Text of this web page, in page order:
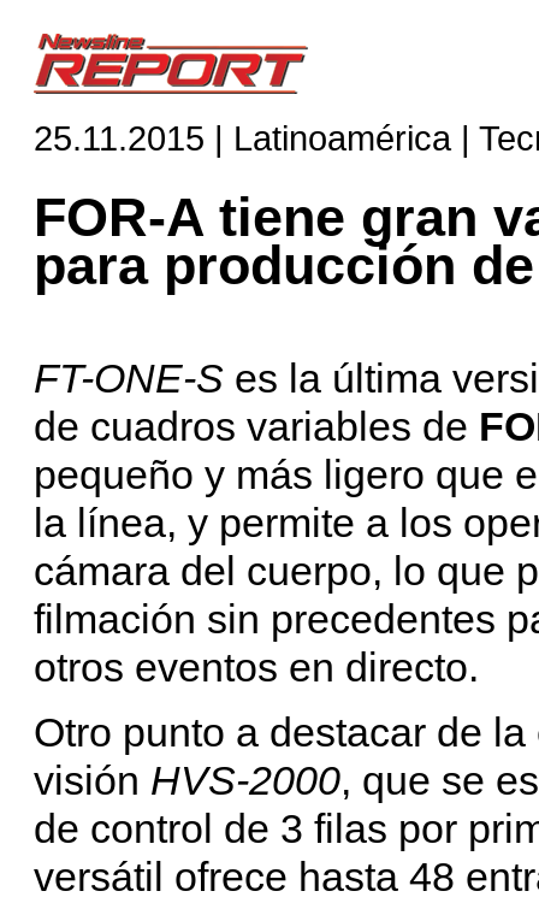
25.11.2015 | Latinoamérica |
FOR-A tiene gran
para producción
FT-ONE-S es la última
de cuadros variables de
pequeño y más ligero que
la línea, y permite a los
cámara del cuerpo, lo que
filmación sin precedentes
otros eventos en directo.
Otro punto a destacar de
visión HVS-2000, que se
de control de 3 filas por
versátil ofrece hasta 48